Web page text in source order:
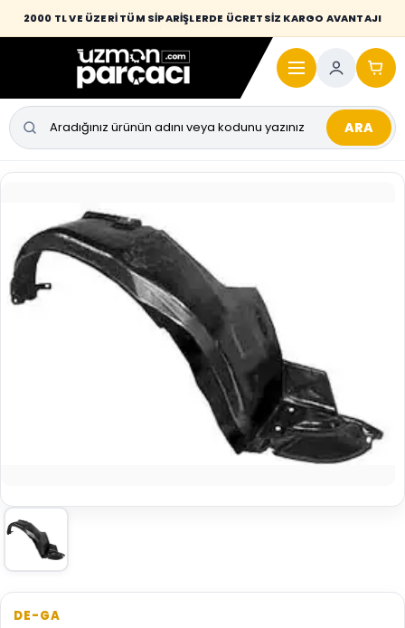
2000 TL VE ÜZERİ TÜM SİPARİŞLERDE ÜCRETSİZ KARGO AVANTAJI
Desi / hacim sınırını aşan kaporta parçalarında taşıma bedeli alıcıya
yansıtılmaktadır.
ARA
DE-GA